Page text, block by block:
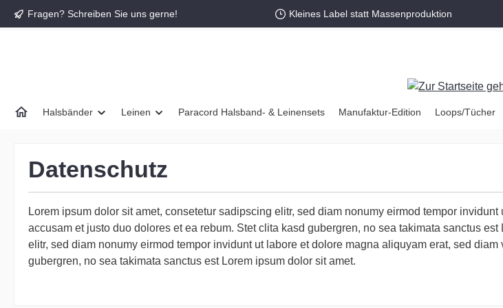
Zur Hauptnavigation springen
Fragen? Schreiben Sie uns gerne! Kleines Label statt Massenproduktion
Halsbänder Leinen Paracord Halsband- & Leinensets Manufaktur-Edition Loops/Tücher
Datenschutz
Lorem ipsum dolor sit amet, consetetur sadipscing elitr, sed diam nonumy eirmod tempor
accusam et justo duo dolores et ea rebum. Stet clita kasd gubergren, no sea takimata sanctus
elitr, sed diam nonumy eirmod tempor invidunt ut labore et dolore magna aliquyam erat, sed
gubergren, no sea takimata sanctus est Lorem ipsum dolor sit amet.